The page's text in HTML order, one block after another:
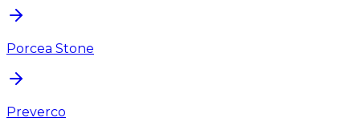
Porcea Stone
Preverco